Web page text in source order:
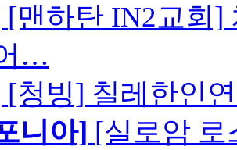
[맨하탄 IN2교회]
…
[청빙] 칠레한인
니아] [실로암 로